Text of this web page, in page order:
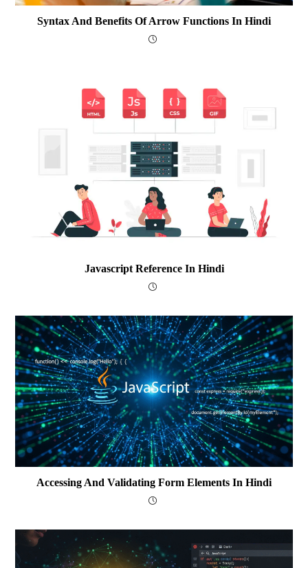
Syntax And Benefits Of Arrow Functions In Hindi
Javascript Reference In Hindi
Accessing And Validating Form Elements In Hindi